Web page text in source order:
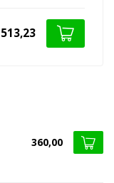
513,23
360,00